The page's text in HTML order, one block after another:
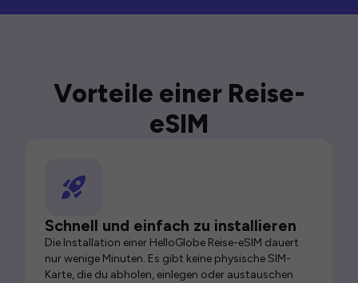
Vorteile einer Reise-
eSIM
Schnell und einfach zu installieren
Die Installation einer HelloGlobe Reise-eSIM dauert
nur wenige Minuten. Es gibt keine physische SIM-
Karte, die du abholen, einlegen oder austauschen